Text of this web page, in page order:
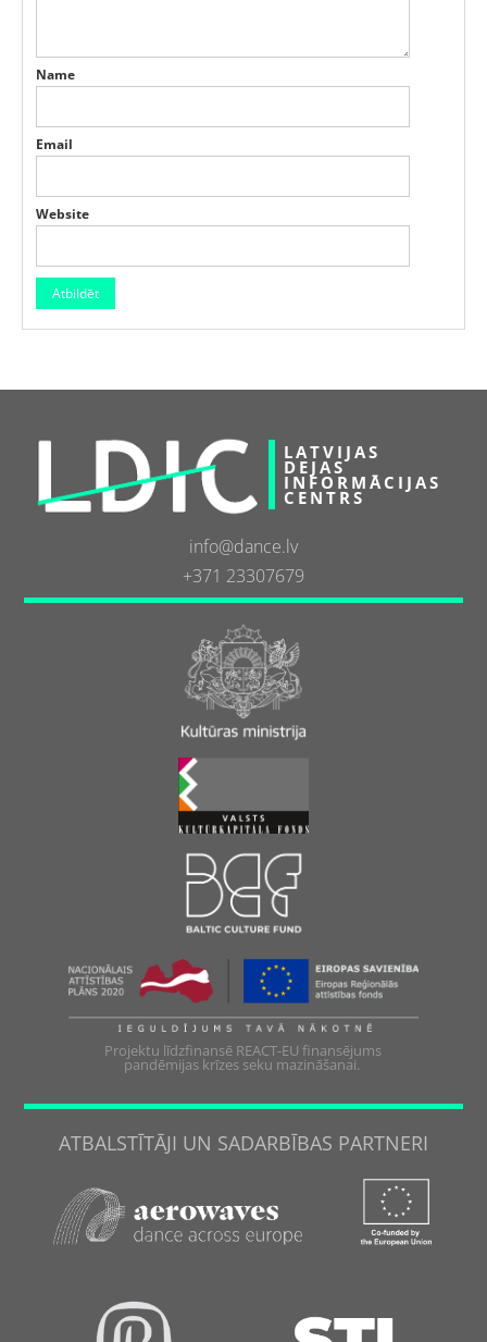
Name
Email
Website
LATVIJAS
DEJAS
INFORMĀCIJAS
CENTRS
info@dance.lv
+371 23307679
Projektu līdzfinansē REACT-EU finansējums
pandēmijas krīzes seku mazināšanai.
ATBALSTĪTĀJI UN SADARBĪBAS PARTNERI